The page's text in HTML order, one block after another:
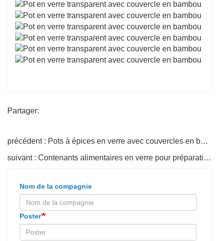
Partager:
précédent : Pots à épices en verre avec couvercles en bambou
suivant : Contenants alimentaires en verre pour préparation de repas - Clonés en vrac
Nom de la compagnie
Poster